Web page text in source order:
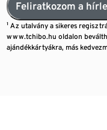
Feliratkozom a
¹ Az utalvány a sikeres
www.tchibo.hu oldalon
ajándékkártyákra, más